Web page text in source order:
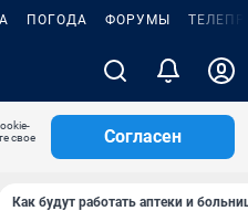
ПОГОДА ФОРУМЫ
свое
Согласен
Как будут работать аптеки и